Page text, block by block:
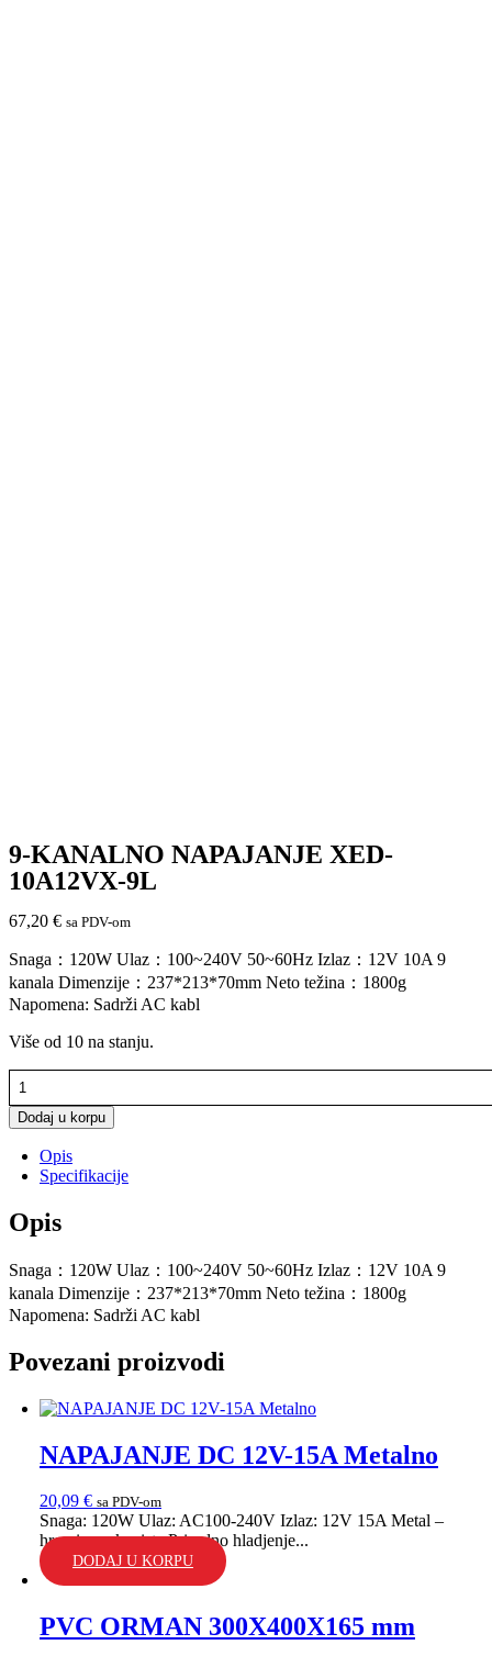
9-KANALNO NAPAJANJE XED-
10A12VX-9L
67,20 € sa PDV-om
Snaga：120W Ulaz：100~240V 50~60Hz Izlaz：12V 10A 9
kanala Dimenzije：237*213*70mm Neto težina：1800g
Napomena: Sadrži AC kabl
Više od 10 na stanju.
9-
KANALNO
NAPAJANJE
10A12VX-
9L
Dodaj u korpu
Opis
Specifikacije
Opis
Snaga：120W Ulaz：100~240V 50~60Hz Izlaz：12V 10A 9
kanala Dimenzije：237*213*70mm Neto težina：1800g
Napomena: Sadrži AC kabl
Povezani proizvodi
NAPAJANJE DC 12V-15A Metalno
20,09 € sa PDV-om
Snaga: 120W Ulaz: AC100-240V Izlaz: 12V 15A Metal –
hromirano kuciste Prirodno hladjenje...
DODAJ U KORPU
PVC ORMAN 300X400X165 mm